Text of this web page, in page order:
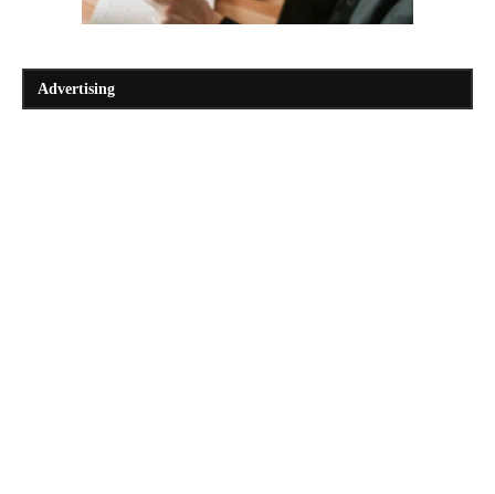
Advertising